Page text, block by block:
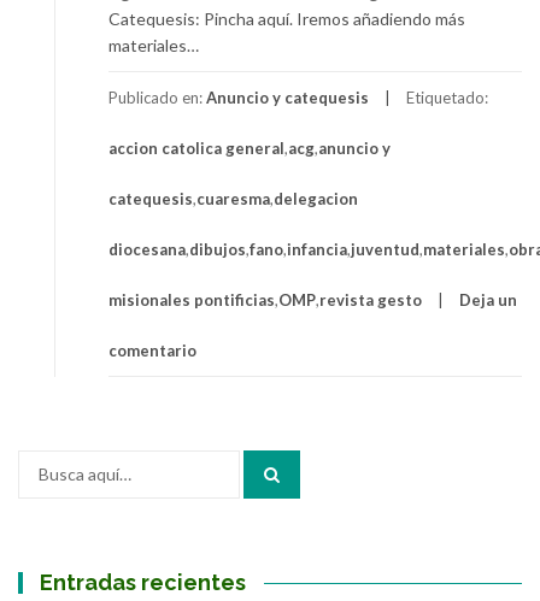
Catequesis: Pincha aquí. Iremos añadiendo más
materiales…
Publicado en:Anuncio y catequesis Etiquetado:
accion catolica general,acg,anuncio y
catequesis,cuaresma,delegacion
diocesana,dibujos,fano,infancia,juventud,materiales,
misionales pontificias,OMP,revista gesto Deja un
comentario
Entradas recientes